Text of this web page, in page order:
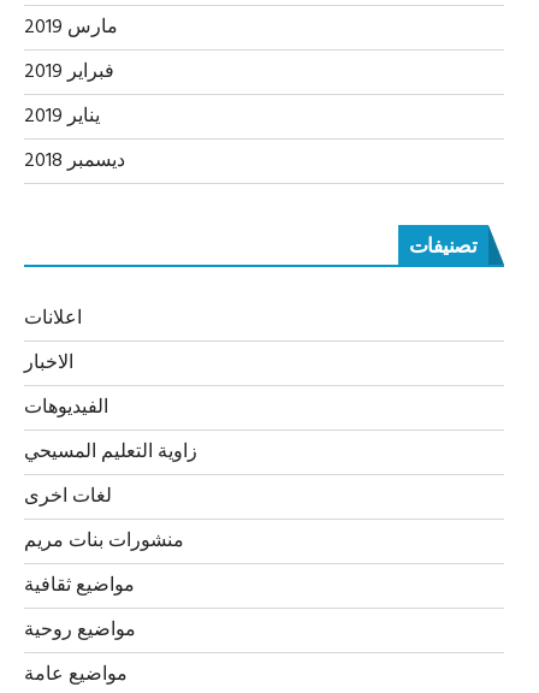
مارس 2019
فبراير 2019
يناير 2019
ديسمبر 2018
تصنيفات
اعلانات
الاخبار
الفيديوهات
زاوية التعليم المسيحي
لغات اخرى
منشورات بنات مريم
مواضيع ثقافية
مواضيع روحية
مواضيع عامة